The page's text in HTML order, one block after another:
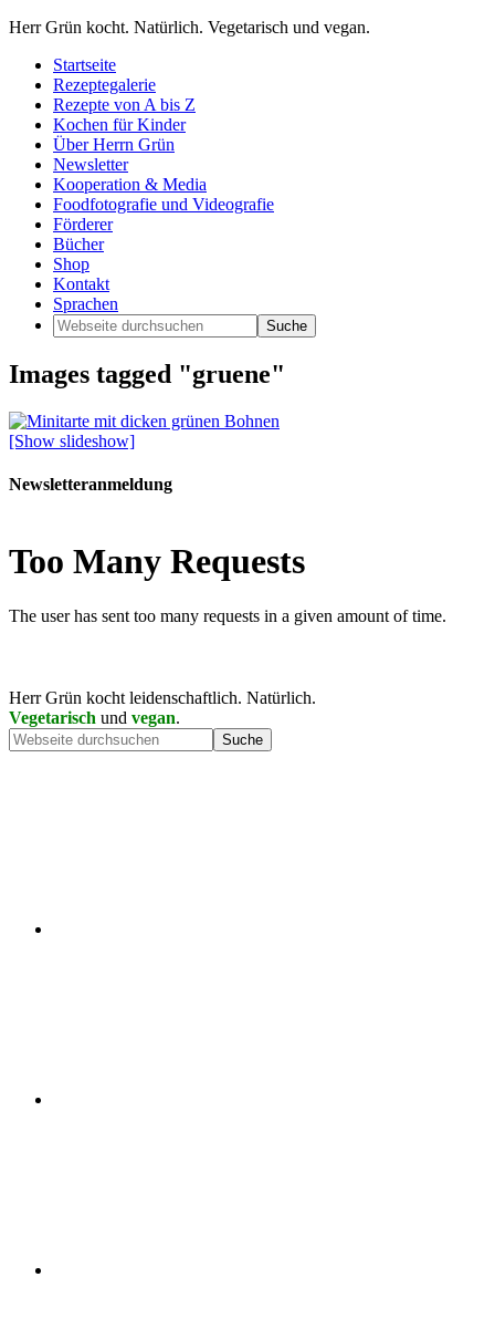
Herr Grün kocht. Natürlich. Vegetarisch und vegan.
Startseite
Rezeptegalerie
Rezepte von A bis Z
Kochen für Kinder
Über Herrn Grün
Newsletter
Kooperation & Media
Foodfotografie und Videografie
Förderer
Bücher
Shop
Kontakt
Sprachen
Images tagged "gruene"
[Show slideshow]
Newsletteranmeldung
Herr Grün kocht leidenschaftlich. Natürlich.
Vegetarisch und vegan.